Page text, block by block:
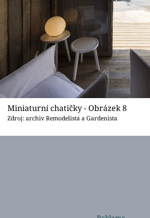
Miniaturní chatičky - Obrázek 8
Zdroj: archiv Remodelista a Gardenista